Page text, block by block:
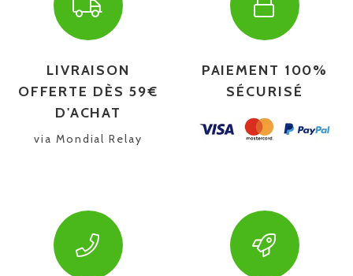
LIVRAISON
OFFERTE DÈS 59€
D'ACHAT
via Mondial Relay
PAIEMENT 100%
SÉCURISÉ